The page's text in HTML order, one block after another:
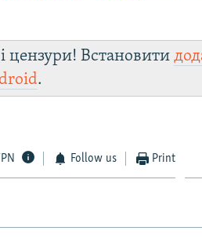
цензури! Встановити
.
Follow us Print